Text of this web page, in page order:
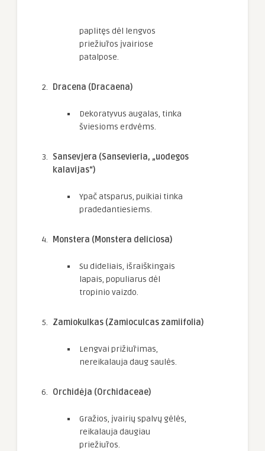
paplitęs dėl lengvos
priežiūros įvairiose
patalpose.
Dracena (Dracaena)
Dekoratyvus augalas, tinka
šviesioms erdvėms.
Sansevjera (Sansevieria, „uodegos
kalavijas“)
Ypač atsparus, puikiai tinka
pradedantiesiems.
Monstera (Monstera deliciosa)
Su dideliais, išraiškingais
lapais, populiarus dėl
tropinio vaizdo.
Zamiokulkas (Zamioculcas zamiifolia)
Lengvai prižiūrimas,
nereikalauja daug saulės.
Orchidėja (Orchidaceae)
Gražios, įvairių spalvų gėlės,
reikalauja daugiau
priežiūros.